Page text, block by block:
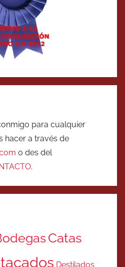
para cualquier
hacer a través de
o des del
.
Catas
Destilados